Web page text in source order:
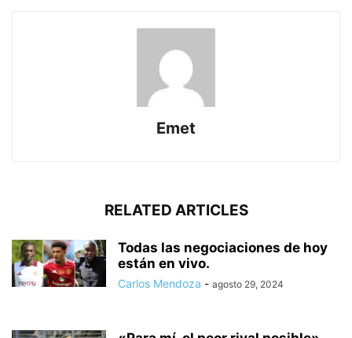
Emet
RELATED ARTICLES
Todas las negociaciones de hoy
están en vivo.
Carlos Mendoza - agosto 29, 2024